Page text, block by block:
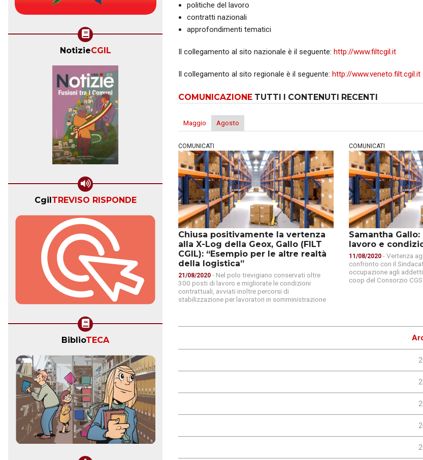
politiche del lavoro
contratti nazionali
approfondimenti tematici
Il collegamento al sito nazionale è il seguente: http://www.filtcgil.it
Il collegamento al sito regionale è il seguente: http://www.veneto.filt.cgil.it
COMUNICAZIONE TUTTI I CONTENUTI RECENTI
Maggio Agosto
COMUNICATI
Chiusa positivamente la vertenza
alla X-Log della Geox, Gallo (FILT
CGIL): “Esempio per le altre realtà
della logistica”
21/08/2020 - Nel polo trevigiano conservati oltre
300 posti di lavoro e migliorate le condizioni
contrattuali, avviati inoltre percorsi di
stabilizzazione per lavoratori in somministrazione
COMUNICATI
Samantha
lavoro e
11/08/2020 - Vertenza
confronto con il
occupazione agli
coop del Consorzio
NotizieCGIL
CgilTREVISO RISPONDE
BiblioTECA